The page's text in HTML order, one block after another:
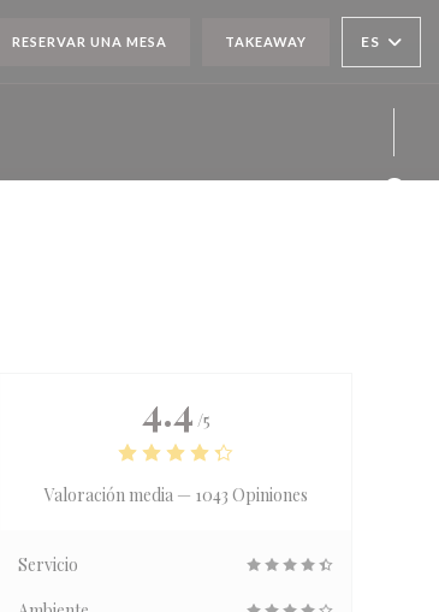
RESERVAR UNA MESA TAKEAWAY ES
4.4 /5
Valoración media — 1043 Opiniones
Servicio